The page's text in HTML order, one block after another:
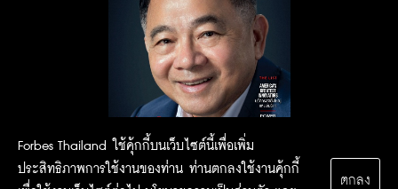
Forbes Thailand ใช้คุ้กกี้บนเว็บไซต์นี้เพื่อเพิ่ม
ประสิทธิภาพการใช้งานของท่าน ท่านตกลงใช้งานคุ้กกี้
ตกลง